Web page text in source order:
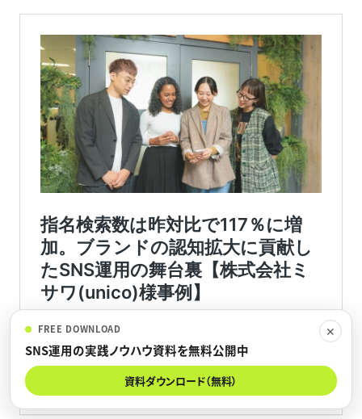
✕
FREE DOWNLOAD
SNS運用の実践ノウハウ資料を無料公開中
資料ダウンロード（無料）